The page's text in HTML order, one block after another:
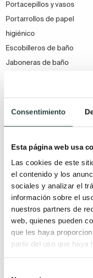
Consentimiento
Esta página web usa
Las cookies de este
el contenido y los
sociales y analizar el
información sobre el
nuestros partners de
web, quienes pueden
que les haya
partir del uso que haya
Portacepillos y vasos
Portarrollos de papel
higiénico
Escobilleros de baño
Jaboneras de baño
Marcas
Coycama
Creaciones Campoaras
Avila Dos
Royo Group
Cosmic
Ledimex